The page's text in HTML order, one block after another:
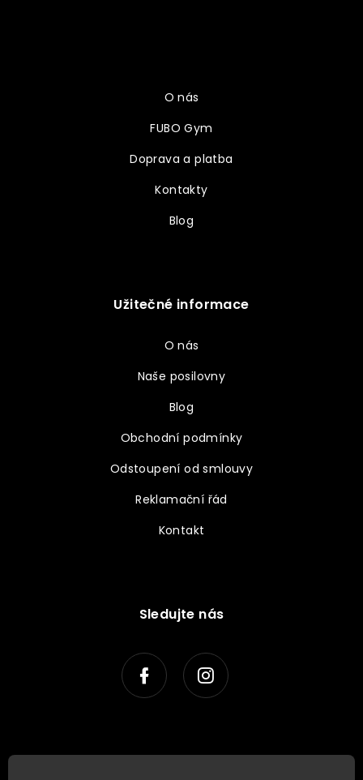
O nás
FUBO Gym
Doprava a platba
Kontakty
Blog
Užitečné informace
O nás
Naše posilovny
Blog
Obchodní podmínky
Odstoupení od smlouvy
Reklamační řád
Kontakt
Sledujte nás